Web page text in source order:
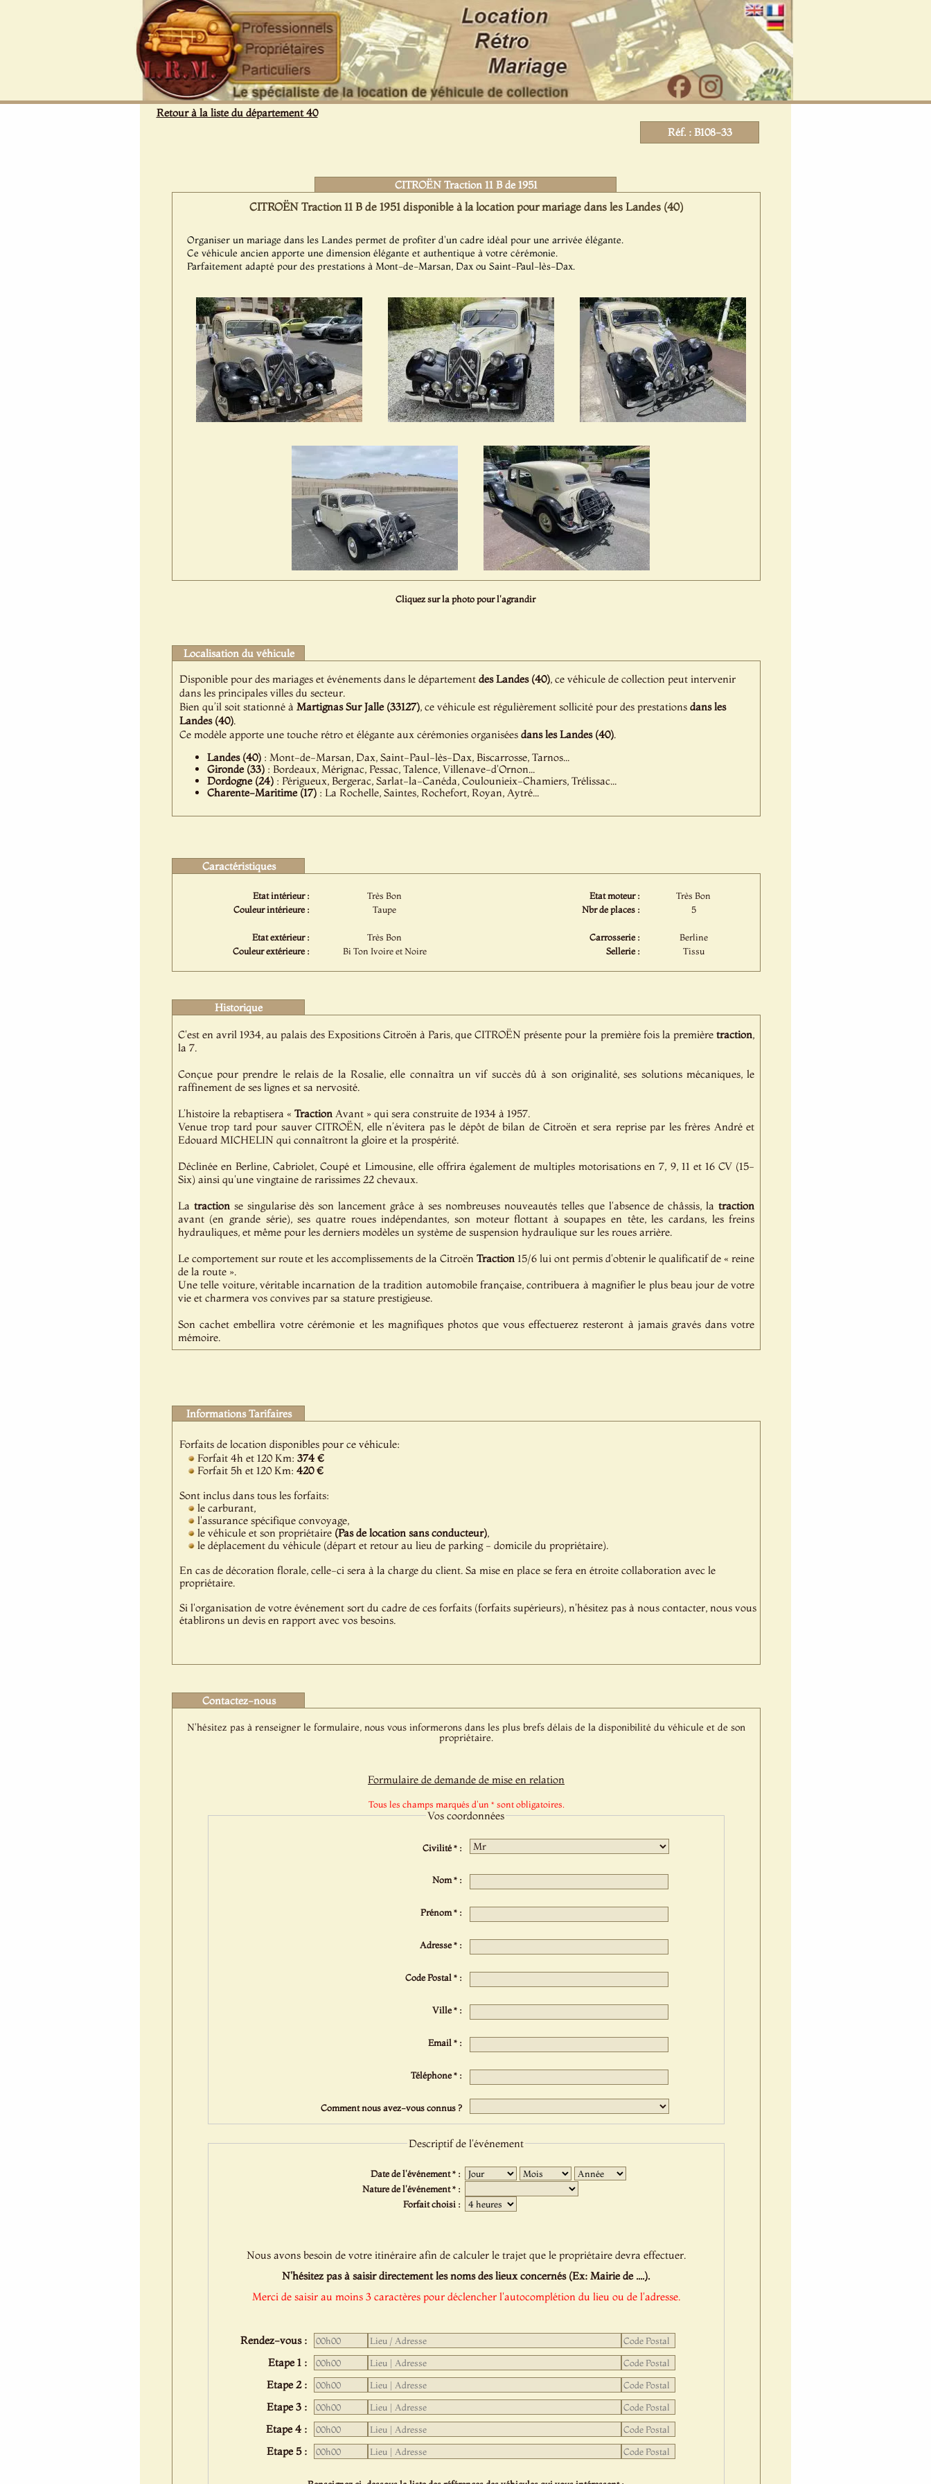
Retour à la liste du département 40
Réf. : B108-33
CITROËN Traction 11 B de 1951
CITROËN Traction 11 B de 1951 disponible à la location pour mariage dans les Landes (40)
Organiser un mariage dans les Landes permet de profiter d'un cadre idéal pour une arrivée élégante.
Ce véhicule ancien apporte une dimension élégante et authentique à votre cérémonie.
Parfaitement adapté pour des prestations à Mont-de-Marsan, Dax ou Saint-Paul-lès-Dax.
Cliquez sur la photo pour l'agrandir
Localisation du véhicule
Disponible pour des mariages et événements dans le département des Landes (40), ce véhicule de collection peut intervenir
dans les principales villes du secteur.
Bien qu’il soit stationné à Martignas Sur Jalle (33127), ce véhicule est régulièrement sollicité pour des prestations dans les
Landes (40).
Ce modèle apporte une touche rétro et élégante aux cérémonies organisées dans les Landes (40).
Landes (40): Mont-de-Marsan, Dax, Saint-Paul-lès-Dax, Biscarrosse, Tarnos...
Gironde (33): Bordeaux, Mérignac, Pessac, Talence, Villenave-d'Ornon...
Dordogne (24): Périgueux, Bergerac, Sarlat-la-Canéda, Coulounieix-Chamiers, Trélissac...
Charente-Maritime (17): La Rochelle, Saintes, Rochefort, Royan, Aytré...
Caractéristiques
Etat intérieur :
Très Bon
Couleur intérieure :
Taupe
Etat extérieur :
Très Bon
Couleur extérieure :
Bi Ton Ivoire et Noire
Etat moteur :
Très Bon
Nbr de places :
5
Carrosserie :
Berline
Sellerie :
Tissu
Historique
C'est en avril 1934, au palais des Expositions Citroën à Paris, que CITROËN présente pour la première fois la premièretraction,
la 7.
Conçue pour prendre le relais de la Rosalie, elle connaîtra un vif succès dû à son originalité, ses solutions mécaniques, le
raffinement de ses lignes et sa nervosité.
L’histoire la rebaptisera « TractionAvant » qui sera construite de 1934 à 1957.
Venue trop tard pour sauver CITROËN, elle n’évitera pas le dépôt de bilan de Citroën et sera reprise par les frères André et
Edouard MICHELIN qui connaîtront la gloire et la prospérité.
Déclinée en Berline, Cabriolet, Coupé et Limousine, elle offrira également de multiples motorisations en 7, 9, 11 et 16 CV (15-
Six) ainsi qu'une vingtaine de rarissimes 22 chevaux.
La tractionse singularise dès son lancement grâce à ses nombreuses nouveautés telles que l'absence de châssis, latraction
avant (en grande série), ses quatre roues indépendantes, son moteur flottant à soupapes en tête, les cardans, les freins
hydrauliques, et même pour les derniers modèles un système de suspension hydraulique sur les roues arrière.
Le comportement sur route et les accomplissements de la Citroën Traction 15/6 lui ont permis d'obtenir le qualificatif de « reine
de la route ».
Une telle voiture, véritable incarnation de la tradition automobile française, contribuera à magnifier le plus beau jour de votre
vie et charmera vos convives par sa stature prestigieuse.
Son cachet embellira votre cérémonie et les magnifiques photos que vous effectuerez resteront à jamais gravés dans votre
mémoire.
Informations Tarifaires
Forfaits de location disponibles pour ce véhicule:
Forfait 4h et 120 Km: 374 €
Forfait 5h et 120 Km: 420 €
Sont inclus dans tous les forfaits:
le carburant,
l'assurance spécifique convoyage,
le véhicule et son propriétaire (Pas de location sans conducteur),
le déplacement du véhicule (départ et retour au lieu de parking - domicile du propriétaire).
En cas de décoration florale, celle-ci sera à la charge du client. Sa mise en place se fera en étroite collaboration avec le
propriétaire.
Si l'organisation de votre événement sort du cadre de ces forfaits (forfaits supérieurs), n'hésitez pas à nous contacter, nous vous
établirons un devis en rapport avec vos besoins.
Contactez-nous
N'hésitez pas à renseigner le formulaire, nous vous informerons dans les plus brefs délais de la disponibilité du véhicule et de son
propriétaire.
Formulaire de demande de mise en relation
Tous les champs marqués d'un * sont obligatoires.
Vos coordonnées
Civilité * :
Nom * :
Prénom * :
Adresse * :
Code Postal * :
Ville * :
Email * :
Téléphone * :
Comment nous avez-vous connus ?
Descriptif de l'événement
Date de l'événement * : Jour
Nature de l'événement * :
Forfait choisi :
Nous avons besoin de votre itinéraire afin de calculer le trajet que le propriétaire devra effectuer.
N'hésitez pas à saisir directement les noms des lieux concernés (Ex: Mairie de ....).
Merci de saisir au moins 3 caractères pour déclencher l'autocomplétion du lieu ou de l'adresse.
Rendez-vous :
Etape 1 :
Etape 2 :
Etape 3 :
Etape 4 :
Etape 5 :
Panneau de gestion des cookies